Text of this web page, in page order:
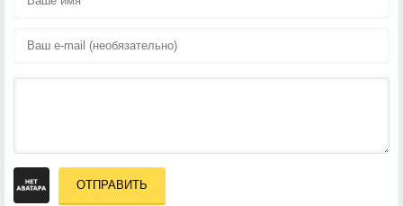
ОТПРАВИТЬ